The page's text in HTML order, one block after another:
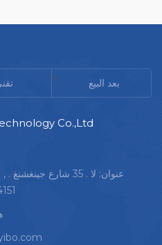
< بعد البيع
Co.,Ltd
عنوان: لا . 35 شارع
214151 ,